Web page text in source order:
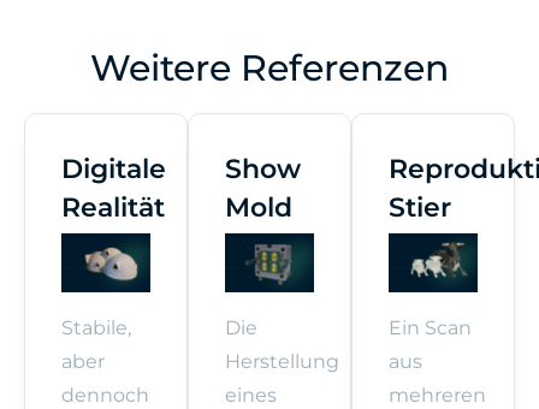
Weitere Referenzen
Digitale
Realität
Stabile,
aber
dennoch
Show
Mold
Die
Herstellung
eines
Stier
Ein Scan
aus
mehreren